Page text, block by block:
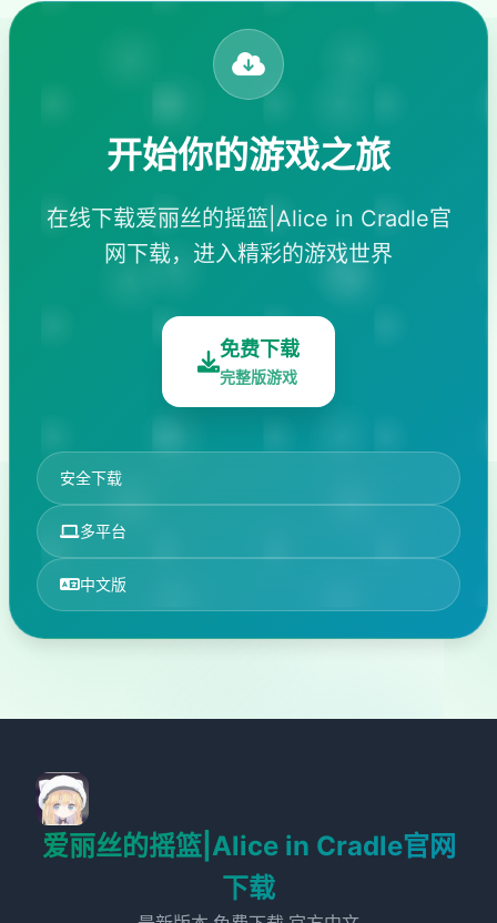
开始你的游戏之旅
在线下载爱丽丝的摇篮|Alice in Cradle官
网下载，进入精彩的游戏世界
免费下载
完整版游戏
安全下载
多平台
中文版
爱丽丝的摇篮|Alice in Cradle官网
下载